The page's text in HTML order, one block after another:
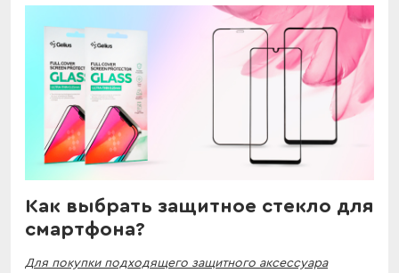
Как выбрать защитное стекло для
смартфона?
Для покупки подходящего защитного аксессуара